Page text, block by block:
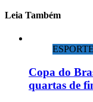
Leia Também
Copa do
quartas de